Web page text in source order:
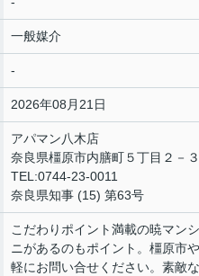
一般媒介
-
2026年08月21日
アパマン八木店
奈良県橿原市内膳町５丁目２－
TEL:0744-23-0011
奈良県知事 (15) 第63号
こだわりポイント満載の暁マン
ニがあるのもポイント。橿原市
軽にお問い合せください。素敵